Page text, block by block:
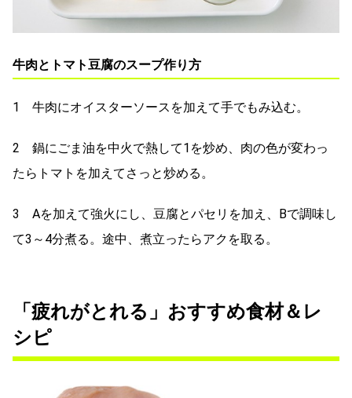
牛肉とトマト豆腐のスープ作り方
1 牛肉にオイスターソースを加えて手でもみ込む。
2 鍋にごま油を中火で熱して1を炒め、肉の色が変わっ
たらトマトを加えてさっと炒める。
3 Aを加えて強火にし、豆腐とパセリを加え、Bで調味し
て3～4分煮る。途中、煮立ったらアクを取る。
「疲れがとれる」おすすめ食材＆レ
シピ